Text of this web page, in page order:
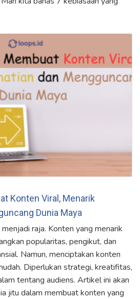
Konten Viral, Menarik
Dunia Maya
raja. Konten yang menarik
popularitas, pengikut, dan
Namun, menciptakan konten
Diperlukan strategi, kreatifitas,
tentang audiens. Artikel ini akan
jitu dalam membuat konten yang